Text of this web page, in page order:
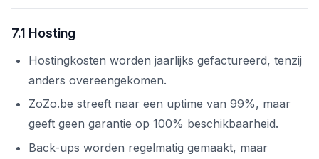
7.1 Hosting
Hostingkosten worden jaarlijks gefactureerd, tenzij
anders overeengekomen.
ZoZo.be streeft naar een uptime van 99%, maar
geeft geen garantie op 100% beschikbaarheid.
Back-ups worden regelmatig gemaakt, maar